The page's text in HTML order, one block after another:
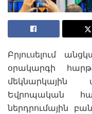
Բրյուսելում
օրակարգի
մեկնարկային
Եվրոպական
ներդրումային